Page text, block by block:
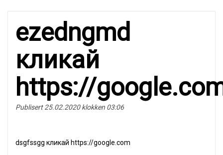
ezedngmd
кликай
https://
Publisert 25.02.2020 klokken 03:06
dsgfssgg кликай https://google.com